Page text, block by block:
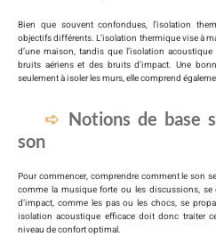
Bien que souvent confondues, l’isolation
objectifs différents. L’isolation thermique vise à
d’une maison, tandis que l’isolation
bruits aériens et des bruits d’impact. Une
seulement à isoler les murs, elle comprend
Notions de base
son
Pour commencer, comprendre comment le son
comme la musique forte ou les discussions,
d’impact, comme les pas ou les chocs, se
isolation acoustique efficace doit donc traiter
niveau de confort optimal.